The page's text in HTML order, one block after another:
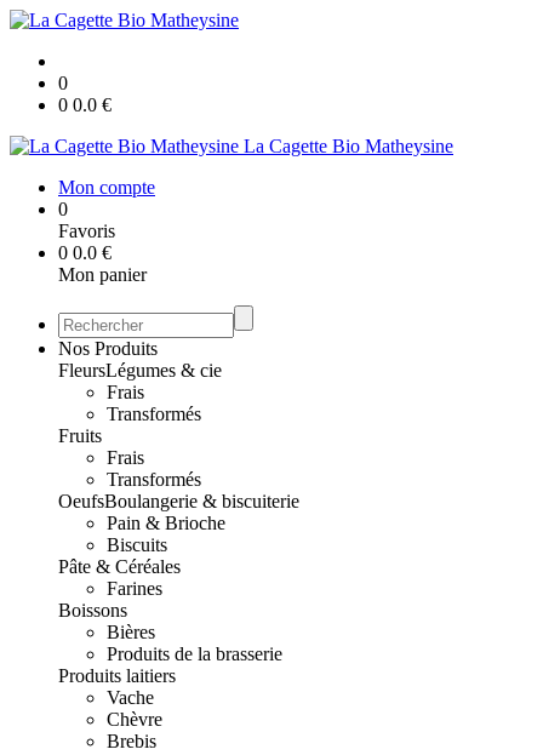
0
0 0.0 €
La Cagette Bio Matheysine
Mon compte
0
Favoris
0 0.0 €
Mon panier
Nos Produits
FleursLégumes & cie
Frais
Transformés
Fruits
Frais
Transformés
OeufsBoulangerie & biscuiterie
Pain & Brioche
Biscuits
Pâte & Céréales
Farines
Boissons
Bières
Produits de la brasserie
Produits laitiers
Vache
Chèvre
Brebis